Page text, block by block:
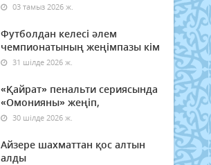
03 тамыз 2026 ж.
Футболдан келесі әлем
чемпионатының жеңімпазы кім
31 шілде 2026 ж.
«Қайрат» пенальти сериясында
«Омонияны» жеңіп,
30 шілде 2026 ж.
Айзере шахматтан қос алтын
алды